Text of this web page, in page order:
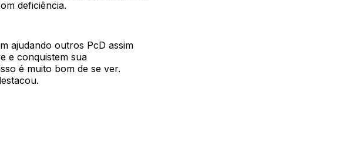
deficiência.
ajudando outros PcD assim
e conquistem sua
é muito bom de se ver.